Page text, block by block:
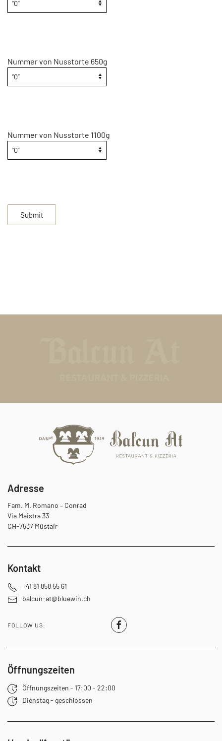
Nummer von Nusstorte 650g
Nummer von Nusstorte 1100g
Submit
Adresse
Fam. M. Romano – Conrad
Via Maistra 33
CH-7537 Müstair
Kontakt
+41 81 858 55 61
balcun-at@bluewin.ch
FOLLOW US:
Öffnungszeiten
Öffnungszeiten - 17:00 - 22:00
Dienstag - geschlossen